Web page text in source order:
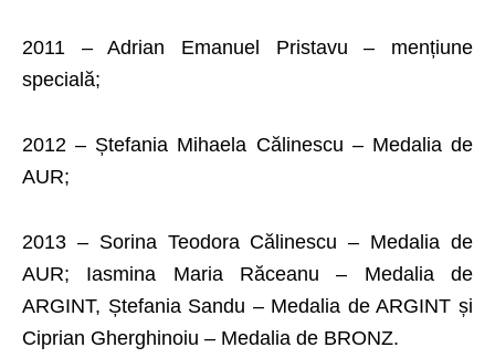
2011 – Adrian Emanuel Pristavu – mențiune
specială;
2012 – Ștefania Mihaela Călinescu – Medalia de
AUR;
2013 – Sorina Teodora Călinescu – Medalia de
AUR; Iasmina Maria Răceanu – Medalia de
ARGINT, Ștefania Sandu – Medalia de ARGINT și
Ciprian Gherghinoiu – Medalia de BRONZ.